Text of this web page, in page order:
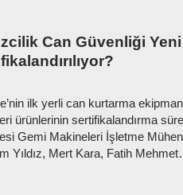
Can Güvenliği Yeni
ilk yerli can kurtarma
ürünlerinin sertifikalandırma
Gemi Makineleri İşletme
Yıldız, Mert Kara, Fatih